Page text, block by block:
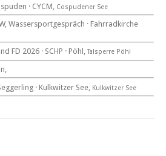
· Thüringen · Sachsen Anhalt
Pöhl
· CYCM, Cospudener See
Wassersportgespräch · Fahrradkirche
FD 2026 · SCHP · Pöhl, Talsperre Pöhl
· Kulkwitzer See, Kulkwitzer See